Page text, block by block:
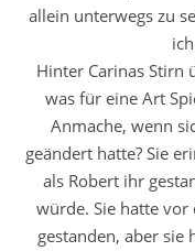
allein unterwegs zu
Hinter Carinas Stirn
was für eine Art
Anmache, wenn
geändert hatte? Sie
als Robert ihr
würde. Sie hatte vor
gestanden, aber sie